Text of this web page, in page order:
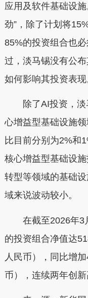
应用及软件基础设
劲”，除了计划将
85%的投资组合也
过，淡马锡没有公
如何影响其投资表现
除了AI投资，
心增益型基础设施
比目前分别为2%和
核心增益型基础设
转型等领域的基础
域来说波动较小。
在截至2026年3
的投资组合净值达
人民币），同比增
币），连续两年创